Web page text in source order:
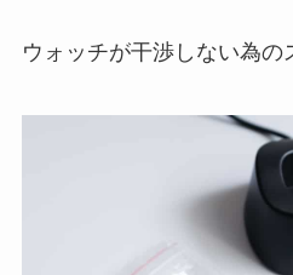
ウォッチが干渉しない為の